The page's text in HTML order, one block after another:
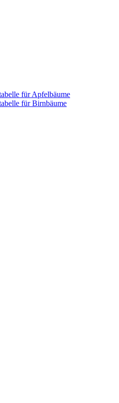
für Apfelbäume
für Birnbäume